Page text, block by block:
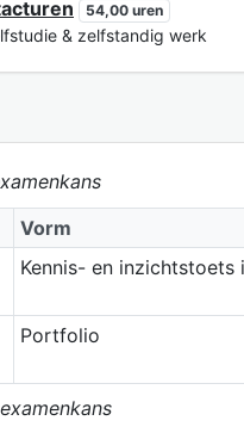
54,00 uren
& zelfstandig werk
Vorm
Kennis- en inzichtstoets
Portfolio